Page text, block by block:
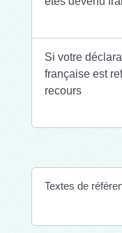
Si votre
française est
recours
Textes de